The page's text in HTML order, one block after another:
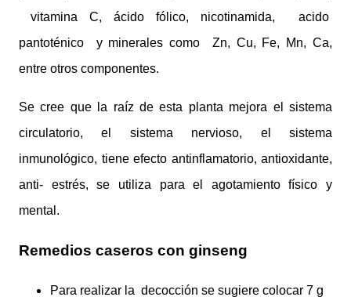
vitamina C, ácido fólico, nicotinamida,
acido
pantoténico
y minerales como
Zn, Cu, Fe, Mn, Ca,
entre otros componentes.
Se cree que la raíz de esta planta mejora el sistema
circulatorio, el sistema nervioso, el sistema
inmunológico, tiene efecto antinflamatorio, antioxidante,
anti- estrés, se utiliza para el agotamiento físico y
mental.
Remedios caseros con ginseng
Para realizar la decocción se sugiere colocar 7 g